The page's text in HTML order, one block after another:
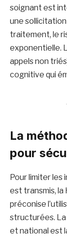
soignant est
une sollicitation
traitement, le
exponentielle.
appels non
cognitive qui
La
pour
Pour limiter les
est transmis,
préconise
structurées. La
et national est